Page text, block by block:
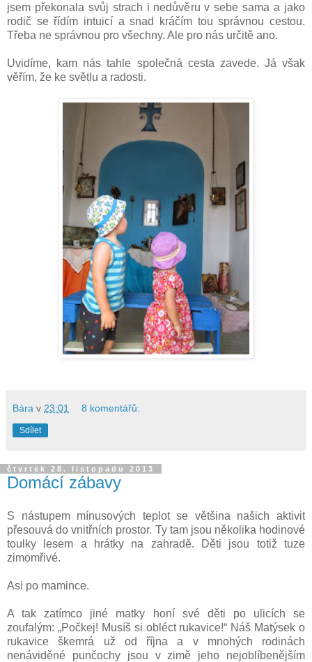
jsem překonala svůj strach i nedůvěru v sebe sama a jako
rodič se řídím intuicí a snad kráčím tou správnou cestou.
Třeba ne správnou pro všechny. Ale pro nás určitě ano.
Uvidíme, kam nás tahle společná cesta zavede. Já však
věřím, že ke světlu a radosti.
Bára v 23:01 8 komentářů:
Sdílet
čtvrtek 28. listopadu 2013
Domácí zábavy
S nástupem mínusových teplot se většina našich aktivit
přesouvá do vnitřních prostor. Ty tam jsou několika hodinové
toulky lesem a hrátky na zahradě. Děti jsou totiž tuze
zimomřivé.
Asi po mamince.
A tak zatímco jiné matky honí své děti po ulicích se
zoufalým: „Počkej! Musíš si obléct rukavice!“ Náš Matýsek o
rukavice škemrá už od října a v mnohých rodinách
nenáviděné punčochy jsou v zimě jeho nejoblíbenějším